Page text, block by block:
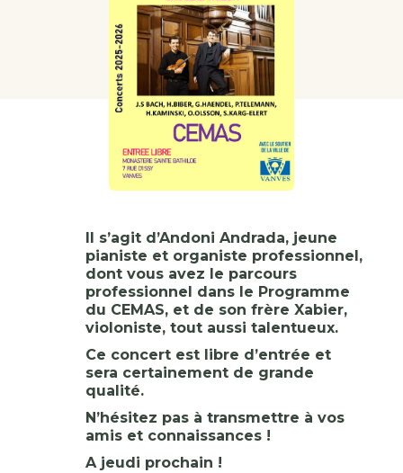
Il s’agit d’Andoni Andrada, jeune
pianiste et organiste professionnel,
dont vous avez le parcours
professionnel dans le Programme
du CEMAS, et de son frère Xabier,
violoniste, tout aussi talentueux.
Ce concert est libre d’entrée et
sera certainement de grande
qualité.
N’hésitez pas à transmettre à vos
amis et connaissances !
A jeudi prochain !